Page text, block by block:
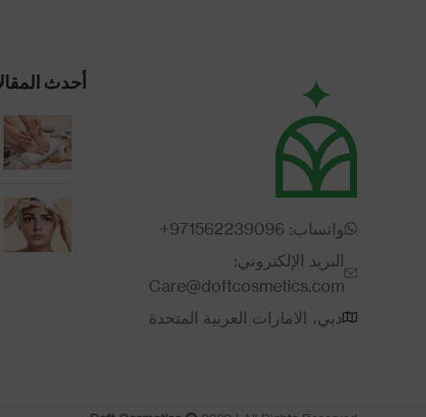
واتساب: 971562239096+
البريد الإلكتروني:
Care@doftcosmetics.com
دبي، الامارات العربية المتحدة
أحدث